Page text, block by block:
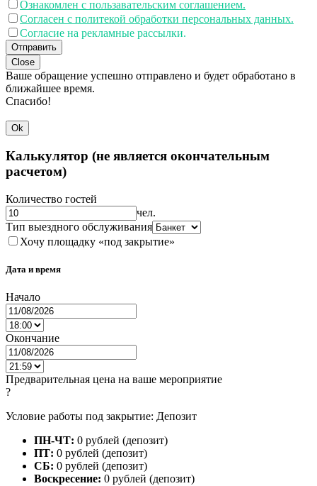
Ознакомлен с пользавательским соглашением.
Согласен с политекой обработки персональных данных.
Согласие на рекламные рассылки.
Отправить
Close
Ваше обращение успешно отправлено и будет обработано в
ближайшее время.
Спасибо!
Ok
Калькулятор (не является окончательным
расчетом)
Количество гостей
чел.
Тип выездного обслуживания
Хочу площадку «под закрытие»
Дата и время
Начало
Окончание
Предварительная цена на ваше мероприятие
?
Условие работы под закрытие: Депозит
ПН-ЧТ: 0 рублей (депозит)
ПТ: 0 рублей (депозит)
СБ: 0 рублей (депозит)
Воскресение: 0 рублей (депозит)